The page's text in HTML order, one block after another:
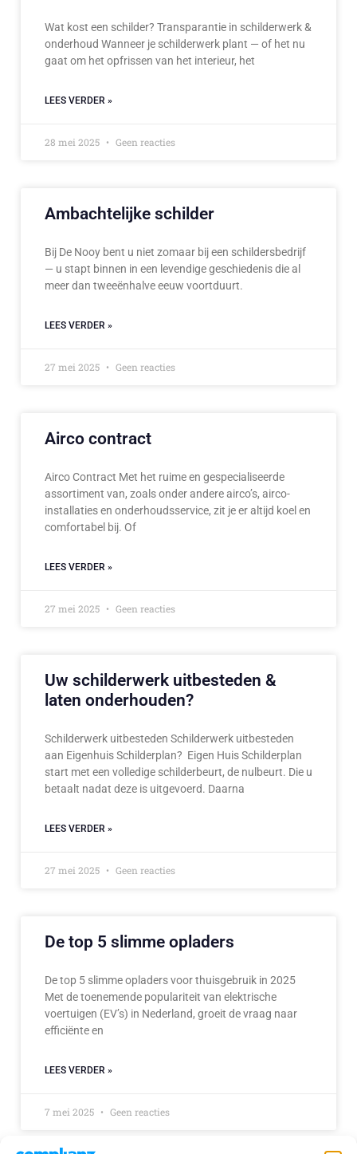
Wat kost een schilder? Transparantie in schilderwerk &
onderhoud Wanneer je schilderwerk plant — of het nu
gaat om het opfrissen van het interieur, het
LEES VERDER »
28 mei 2025 Geen reacties
Ambachtelijke schilder
Bij De Nooy bent u niet zomaar bij een schildersbedrijf
— u stapt binnen in een levendige geschiedenis die al
meer dan tweeënhalve eeuw voortduurt.
LEES VERDER »
27 mei 2025 Geen reacties
Airco contract
Airco Contract Met het ruime en gespecialiseerde
assortiment van, zoals onder andere airco’s, airco-
installaties en onderhoudsservice, zit je er altijd koel en
comfortabel bij. Of
LEES VERDER »
27 mei 2025 Geen reacties
Uw schilderwerk uitbesteden &
laten onderhouden?
Schilderwerk uitbesteden Schilderwerk uitbesteden
aan Eigenhuis Schilderplan? Eigen Huis Schilderplan
start met een volledige schilderbeurt, de nulbeurt. Die u
betaalt nadat deze is uitgevoerd. Daarna
LEES VERDER »
27 mei 2025 Geen reacties
De top 5 slimme opladers
De top 5 slimme opladers voor thuisgebruik in 2025
Met de toenemende populariteit van elektrische
voertuigen (EV’s) in Nederland, groeit de vraag naar
efficiënte en
LEES VERDER »
7 mei 2025 Geen reacties